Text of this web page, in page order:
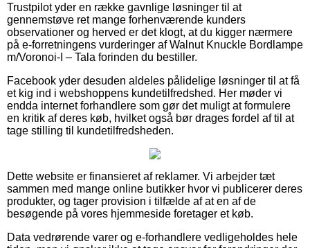
Trustpilot yder en række gavnlige løsninger til at
gennemstøve ret mange forhenværende kunders
observationer og herved er det klogt, at du kigger nærmere
på e-forretningens vurderinger af Walnut Knuckle Bordlampe
m/Voronoi-I – Tala forinden du bestiller.
Facebook yder desuden aldeles pålidelige løsninger til at få
et kig ind i webshoppens kundetilfredshed. Her møder vi
endda internet forhandlere som gør det muligt at formulere
en kritik af deres køb, hvilket også bør drages fordel af til at
tage stilling til kundetilfredsheden.
Dette website er finansieret af reklamer. Vi arbejder tæt
sammen med mange online butikker hvor vi publicerer deres
produkter, og tager provision i tilfælde af at en af de
besøgende på vores hjemmeside foretager et køb.
Data vedrørende varer og e-forhandlere vedligeholdes hele